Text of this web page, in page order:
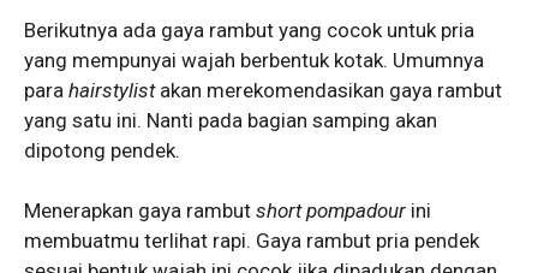
Berikutnya ada gaya rambut yang cocok untuk pria
yang mempunyai wajah berbentuk kotak. Umumnya
para hairstylistakan merekomendasikan gaya rambut
yang satu ini. Nanti pada bagian samping akan
dipotong pendek.
Menerapkan gaya rambut short pompadour ini
membuatmu terlihat rapi. Gaya rambut pria pendek